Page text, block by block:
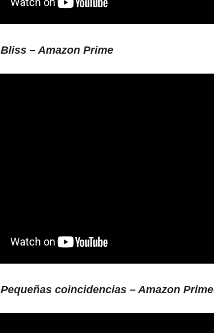
Bliss – Amazon Prime
Pequeñas coincidencias – Amazon Prime